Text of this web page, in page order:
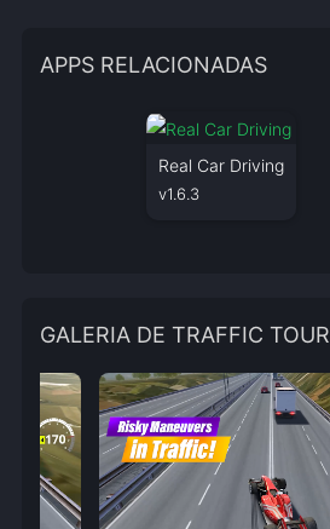
APPS RELACIONADAS
Real Car Driving
v1.6.3
GALERIA DE TRAFFIC TOUR